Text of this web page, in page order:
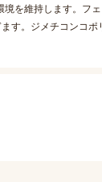
を維持します。フ
す。ジメチコンコ